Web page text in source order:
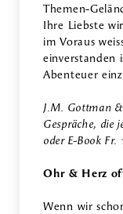
Themen-
Ihre Liebste
im Voraus
einverstanden
Abenteuer
J.M. Gottman
Gespräche, die
oder E-Book Fr.
Ohr & Herz
Wenn wir